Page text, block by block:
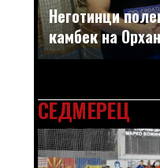
Неготинци
камбек на
СЕДМЕРЕЦ